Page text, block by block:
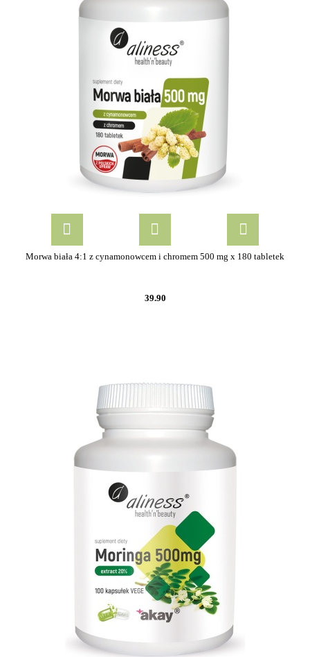
Morwa biała 4:1 z cynamonowcem i chromem 500 mg x 180 tabletek
39.90